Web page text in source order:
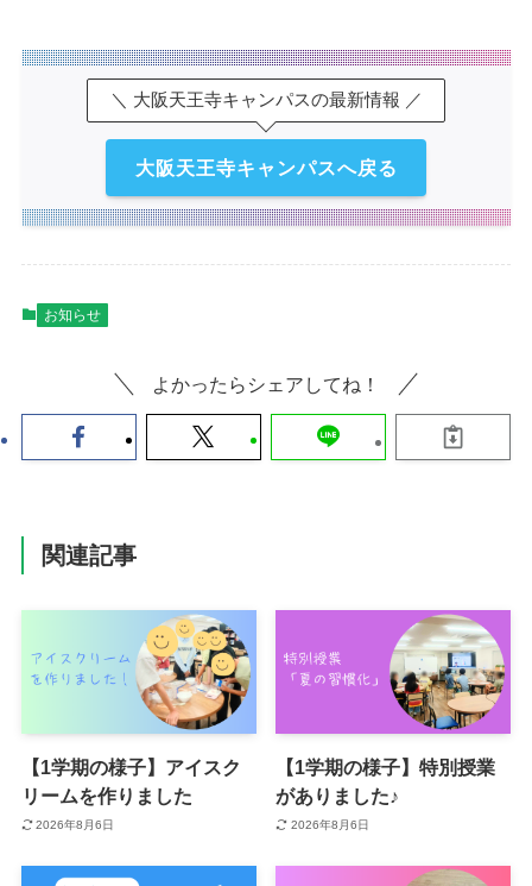
＼ 大阪天王寺キャンパスの最新情報 ／
大阪天王寺キャンパスへ戻る
お知らせ
よかったらシェアしてね！
関連記事
【1学期の様子】アイスク
リームを作りました
2026年8月6日
【1学期の様子】特別授業
がありました♪
2026年8月6日